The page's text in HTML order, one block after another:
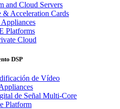
and Cloud Servers
Acceleration Cards
Platforms
Cloud
DSP
de Vídeo
de Señal Multi-Core
Platform